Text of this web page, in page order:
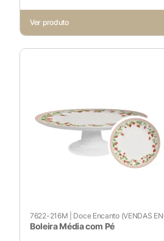
Pesquisar
Ver produto
7622-216M Doce Encanto (VENDAS
Boleira Média com Pé